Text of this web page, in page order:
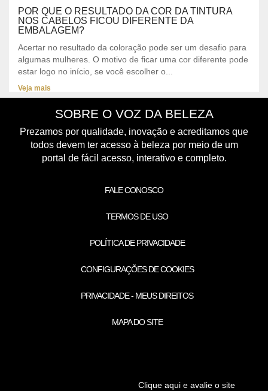
POR QUE O RESULTADO DA COR DA TINTURA
NOS CABELOS FICOU DIFERENTE DA
EMBALAGEM?
Acertar no resultado da coloração pode ser um desafio para
algumas mulheres. O motivo de ficar uma cor diferente pode
estar logo no início, se você escolher o...
Veja mais
Clique aqui e avalie o site
SOBRE O VOZ DA BELEZA
Prezamos por qualidade, inovação e acreditamos que
todos devem ter acesso à beleza por meio de um
portal de fácil acesso, interativo e completo.
FALE CONOSCO
TERMOS DE USO
POLÍTICA DE PRIVACIDADE
CONFIGURAÇÕES DE COOKIES
PRIVACIDADE - MEUS DIREITOS
MAPA DO SITE